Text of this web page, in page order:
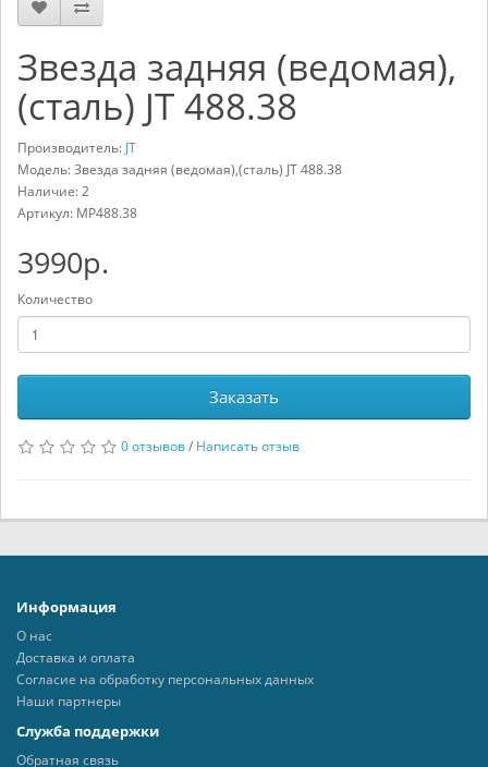
Звезда задняя (ведомая),
(сталь) JT 488.38
Производитель: JT
Модель: Звезда задняя (ведомая),(сталь) JT 488.38
Наличие: 2
Артикул: MP488.38
3990р.
Количество
Заказать
0 отзывов/ Написать отзыв
Информация
О нас
Доставка и оплата
Согласие на обработку персональных данных
Наши партнеры
Служба поддержки
Обратная связь